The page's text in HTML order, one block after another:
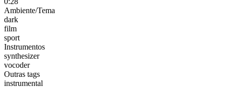
Ambiente/Tema
dark
film
sport
Instrumentos
synthesizer
vocoder
Outras tags
instrumental